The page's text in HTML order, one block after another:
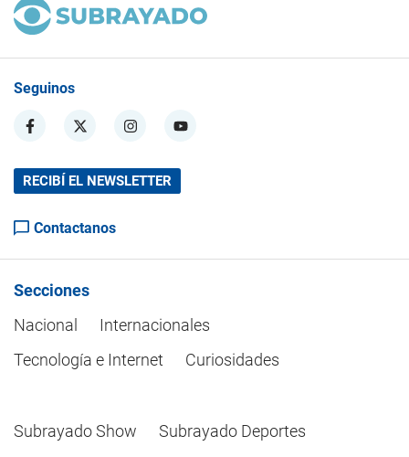
Seguinos
RECIBÍ EL NEWSLETTER
Contactanos
Secciones
Nacional
Internacionales
Tecnología e Internet
Curiosidades
Subrayado Show Subrayado Deportes